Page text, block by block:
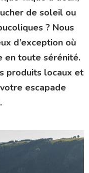
de soleil ou
? Nous
d’exception où
en toute sérénité.
produits locaux et
escapade